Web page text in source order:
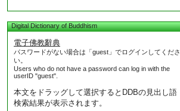
Digital Dictionary of Buddhism
電子佛教辭典
パスワードがない場合は「guest」でログインしてくださ
い。
Users who do not have a password can log in with the
userID "guest".
本文をドラッグして選択するとDDBの見出し語
検索結果が表示されます。